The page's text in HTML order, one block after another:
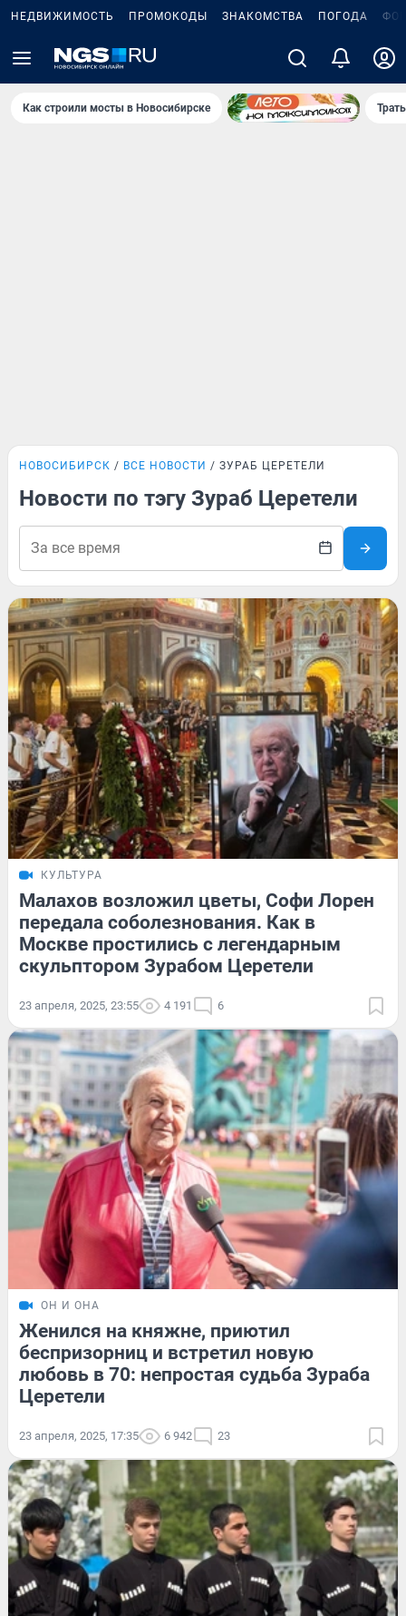
НЕДВИЖИМОСТЬ ПРОМОКОДЫ ЗНАКОМСТВА ПОГОДА
Как строили мосты в Новосибирске
НОВОСИБИРСК ВСЕ НОВОСТИ ЗУРАБ ЦЕРЕТЕЛИ
Новости по тэгу Зураб Церетели
КУЛЬТУРА
Малахов возложил цветы, Софи Лорен
передала соболезнования. Как в
Москве простились с легендарным
скульптором Зурабом Церетели
23 апреля, 2025, 23:55 4 191 6
ОН И ОНА
Женился на княжне, приютил
беспризорниц и встретил новую
любовь в 70: непростая судьба Зураба
Церетели
23 апреля, 2025, 17:35 6 942 23